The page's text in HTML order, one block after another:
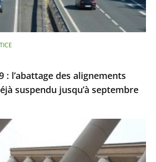
: l’abattage des alignements
suspendu jusqu’à septembre